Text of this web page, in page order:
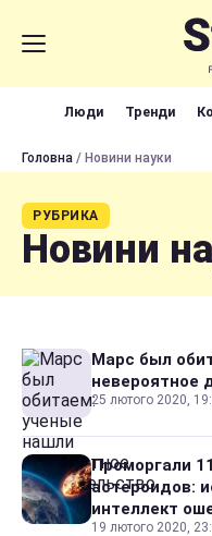
Люди Тренди
Головна / Новини науки
РУБРИКА
Новини
Марс был
невероятное
25 лютого 2020,
Проморгали
астероидов:
интеллект
19 лютого 2020,